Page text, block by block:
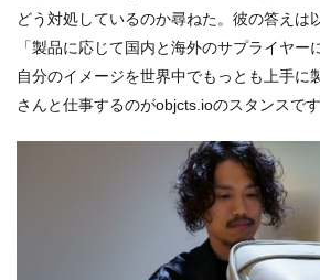
どう対処しているのか尋ねた。彼の答えは
「製品に応じて国内と海外のサプライヤー
自分のイメージを世界中でもっとも上手に
さんと仕事するのがobjcts.ioのスタンスです